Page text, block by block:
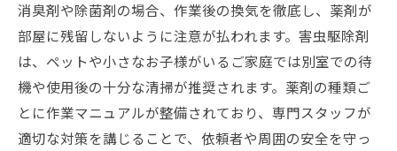
消臭剤や除菌剤の場合、作業後の換気を徹底し、薬剤が
部屋に残留しないように注意が払われます。害虫駆除剤
は、ペットや小さなお子様がいるご家庭では別室での待
機や使用後の十分な清掃が推奨されます。薬剤の種類ご
とに作業マニュアルが整備されており、専門スタッフが
適切な対策を講じることで、依頼者や周囲の安全を守っ